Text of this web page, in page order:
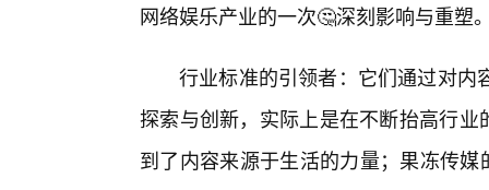
网络娱乐产业的一次🤔深刻影响与重塑
行业标准的引领者：它们通过对内
探索与创新，实际上是在不断抬高行业
到了内容来源于生活的力量；果冻传